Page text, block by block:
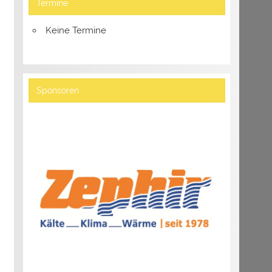
Termine
Keine Termine
Sponsoren